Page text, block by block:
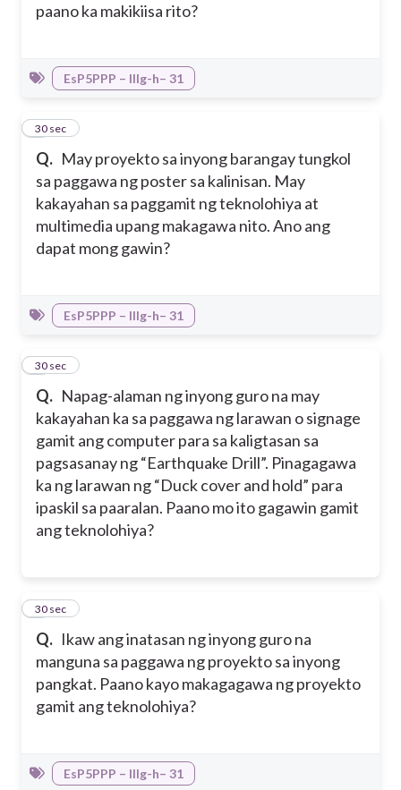
paano ka makikiisa rito?
EsP5PPP – IIIg-h– 31
Q. May proyekto sa inyong barangay tungkol
sa paggawa ng poster sa kalinisan. May
kakayahan sa paggamit ng teknolohiya at
multimedia upang makagawa nito. Ano ang
dapat mong gawin?
3
30 sec
EsP5PPP – IIIg-h– 31
Q. Napag-alaman ng inyong guro na may
kakayahan ka sa paggawa ng larawan o signage
gamit ang computer para sa kaligtasan sa
pagsasanay ng “Earthquake Drill”. Pinagagawa
ka ng larawan ng “Duck cover and hold” para
ipaskil sa paaralan. Paano mo ito gagawin gamit
ang teknolohiya?
4
30 sec
Q. Ikaw ang inatasan ng inyong guro na
manguna sa paggawa ng proyekto sa inyong
pangkat. Paano kayo makagagawa ng proyekto
gamit ang teknolohiya?
5
30 sec
EsP5PPP – IIIg-h– 31